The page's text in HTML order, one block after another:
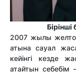
Бірінші
2007 жылы
атына сауал
кейінгі кезде
атайтын себебім